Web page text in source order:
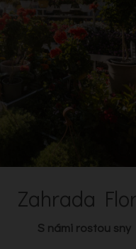
Zahrada
S námi rostou sny